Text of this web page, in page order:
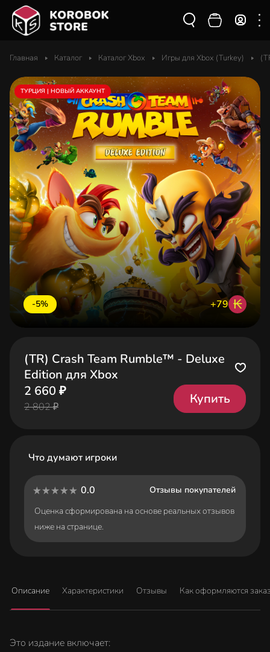
Главная Каталог Каталог Xbox Игры для Xbox (Turkey)
-5% +79 ₭
ТУРЦИЯ | НОВЫЙ АККАУНТ
(TR) Crash Team Rumble™ - Deluxe
Edition для Xbox
2 660 ₽
2 802 ₽
Купить
Что думают игроки
0.0
Отзывы покупателей
Оценка сформирована на основе реальных отзывов
ниже на странице.
Описание Характеристики Отзывы Как оформляются
Это издание включает: